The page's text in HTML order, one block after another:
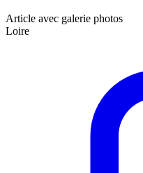
Article avec galerie photos
Loire